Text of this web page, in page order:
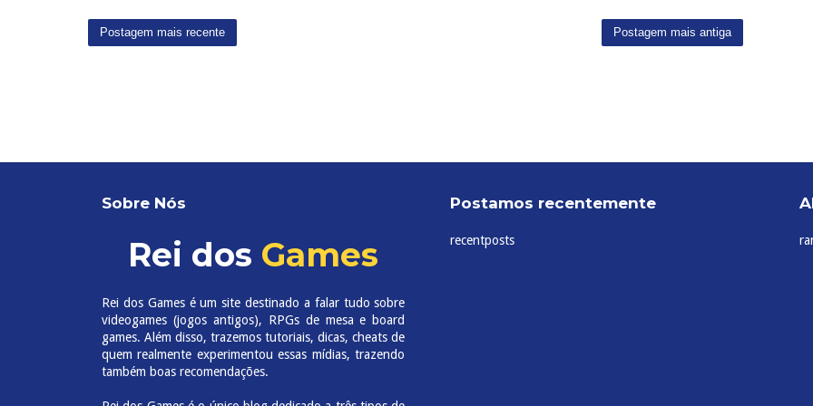
Postagem mais recente Postagem mais antiga
Sobre Nós
Rei dos Games
Rei dos Games é um site destinado a falar tudo sobre
videogames (jogos antigos), RPGs de mesa e board
games. Além disso, trazemos tutoriais, dicas, cheats de
quem realmente experimentou essas mídias, trazendo
também boas recomendações.
Postamos recentemente
recentposts